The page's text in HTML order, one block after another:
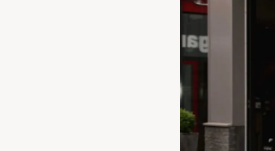
Waarschuwings­lampjes
Bandenspannings­lampje brandt